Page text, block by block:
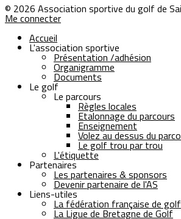
© 2026 Association sportive du golf de
Me connecter
Accueil
L'association sportive
Présentation /adhésion
Organigramme
Documents
Le golf
Le parcours
Règles locales
Etalonnage du parcours
Enseignement
Volez au dessus du
Le golf trou par trou
L'étiquette
Partenaires
Les partenaires & sponsors
Devenir partenaire de l'AS
Liens-utiles
La fédération française de golf
La Ligue de Bretagne de Golf